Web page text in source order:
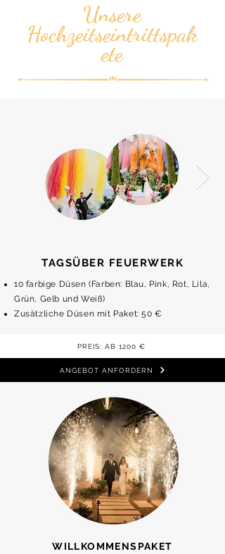
Unsere
Hochzeitseintrittspak
ete
TAGSÜBER FEUERWERK
10 farbige Düsen (Farben: Blau, Pink, Rot, Lila,
Grün, Gelb und Weiß)
Zusätzliche Düsen mit Paket: 50 €
PREIS: AB 1200 €
ANGEBOT ANFORDERN
WILLKOMMENSPAKET